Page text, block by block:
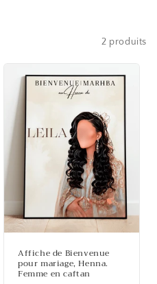
2 produits
Affiche de Bienvenue
pour mariage, Henna.
Femme en caftan